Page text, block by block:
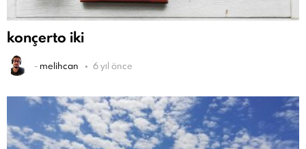
konçerto iki
- melihcan 6 yıl önce